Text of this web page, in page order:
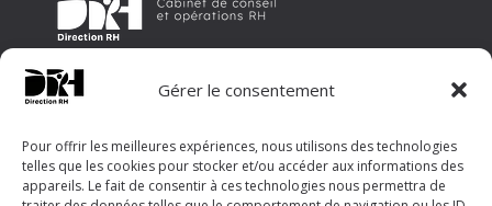
Gérer le consentement
Pour offrir les meilleures expériences, nous utilisons des technologies
telles que les cookies pour stocker et/ou accéder aux informations des
appareils. Le fait de consentir à ces technologies nous permettra de
Direction RH est un cabinet de conseil et d’opérations en ressources
humaines, offrant un accompagnement sur mesure aux entreprises
pour optimiser leur gestion RH et révéler leur potentiel.
Menu